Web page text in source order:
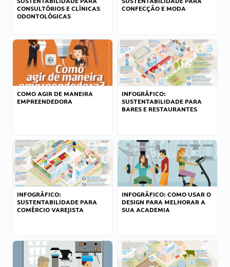
CONSULTÓRIOS E CLÍNICAS
ODONTOLÓGICAS
CONFECÇÃO E MODA
COMO AGIR DE MANEIRA
EMPREENDEDORA
INFOGRÁFICO:
SUSTENTABILIDADE PARA
BARES E RESTAURANTES
INFOGRÁFICO:
SUSTENTABILIDADE PARA
COMÉRCIO VAREJISTA
INFOGRÁFICO: COMO USAR O
DESIGN PARA MELHORAR A
SUA ACADEMIA